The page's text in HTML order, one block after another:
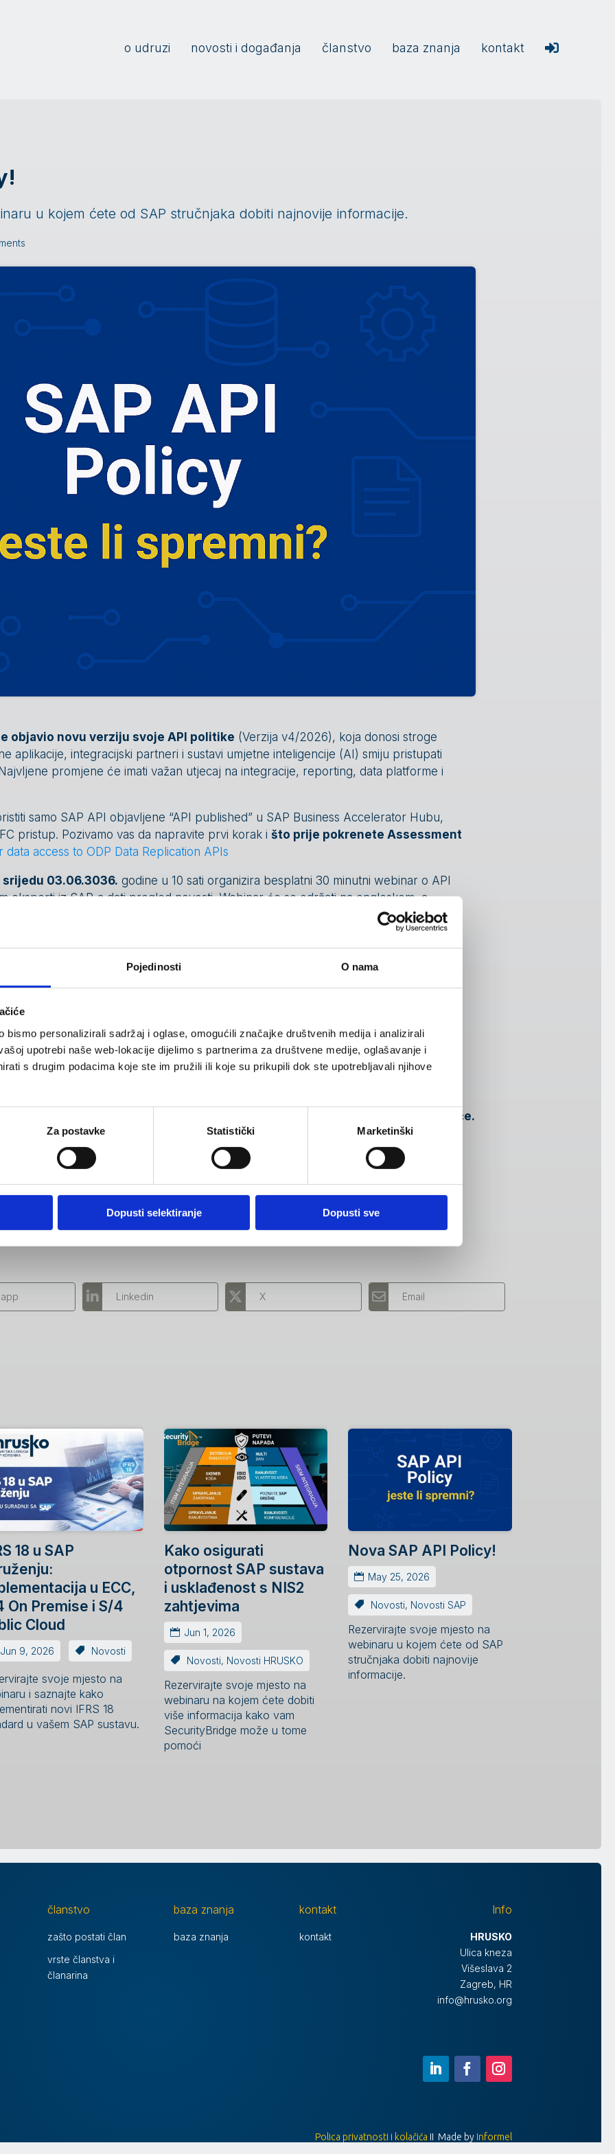
Pojedinosti O nama
bismo personalizirali sadržaj i oglase, omogućili značajke društvenih medija i analizirali
upotrebi naše web-lokacije dijelimo s partnerima za društvene medije, oglašavanje i
s drugim podacima koje ste im pružili ili koje su prikupili dok ste upotrebljavali njihove
Za postavke Statistički Marketinški
Dopusti selektiranje Dopusti sve
o udruzi novosti i događanja članstvo baza znanja kontakt 
u kojem ćete od SAP stručnjaka dobiti najnovije informacije.
objavio novu verziju svoje API politike (Verzija v4/2026), koja donosi stroge
aplikacije, integracijski partneri i sustavi umjetne inteligencije (AI) smiju pristupati
promjene će imati važan utjecaj na integracije, reporting, data platforme i
samo SAP API objavljene “API published” u SAP Business Accelerator Hubu,
pristup. Pozivamo vas da napravite prvi korak i što prije pokrenete Assessment
access to ODP Data Replication APIs
srijedu 03.06.3036. godine u 10 sati organizira besplatni 30 minutni webinar o API
eksperti iz SAP-a dati pregled novosti. Webinar će se održati na engleskom, a
a, predvođeni s
(5 min)
recommendations to take
webinar na
, ispunite upitnik i unaprijed postavite pitanja za predavače.
da se usporedite s ostalim korisnicima u Hrvatskoj.
ima, SAP i enterprise arhitektima, timovima za analitiku, izvještavanje i DWH, kao i
SAP integracijama i podatkovnim platformama.
FAQ možete pronaći i ubazi znanja na našoj web stranici.
Linkedin X Email
18 u SAP
u ECC,
On Premise i S/4
Cloud
Jun 9, 2026 Novosti
svoje mjesto na
i saznajte kako
novi IFRS 18
u vašem SAP sustavu.
Kako osigurati
otpornost SAP sustava
i usklađenost s NIS2
zahtjevima
Jun 1, 2026
Novosti, Novosti HRUSKO
Rezervirajte svoje mjesto na
webinaru na kojem ćete dobiti
više informacija kako vam
SecurityBridge može u tome
pomoći
Nova SAP API Policy!
May 25, 2026
Novosti, Novosti SAP
Rezervirajte svoje mjesto na
webinaru u kojem ćete od SAP
stručnjaka dobiti najnovije
informacije.
članstvo
zašto postati član
vrste članstva i
članarina
baza znanja
baza znanja
kontakt
kontakt
Info
HRUSKO
Ulica kneza
Višeslava 2
Zagreb, HR
info@hrusko.org
Polica privatnosti i kolačića II Made by Informel